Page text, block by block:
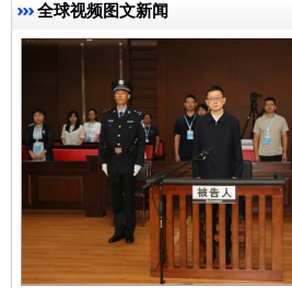
全球视频图文新闻
受贿1.44亿！段成刚被判无期